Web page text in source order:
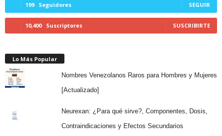
199 Seguidores SEGUIR
10,400 Suscriptores SUSCRIBIRTE
Lo Más Popular
Nombres Venezolanos Raros para Hombres y Mujeres
[Actualizado]
Neurexan: ¿Para qué sirve?, Componentes, Dosis,
Contraindicaciones y Efectos Secundarios